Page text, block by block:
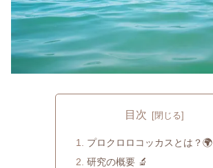
目次
プロクロロコッカスとは？🌍
研究の概要 🔬